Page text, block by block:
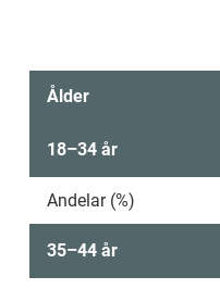
Ålder
18–34 år
Andelar (%)
35–44 år